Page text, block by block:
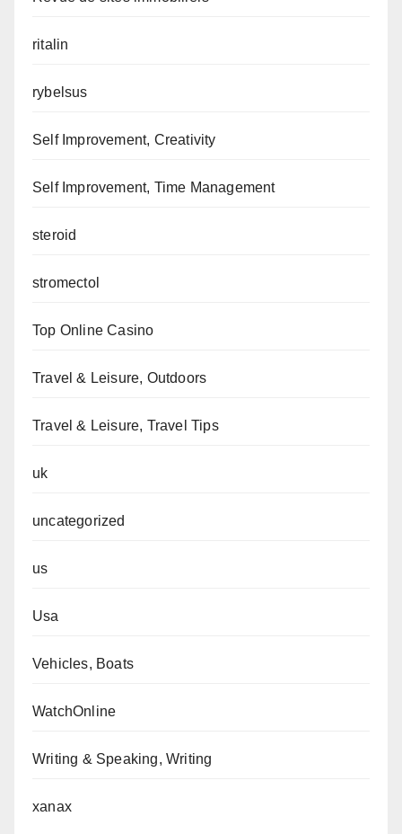
ritalin
rybelsus
Self Improvement, Creativity
Self Improvement, Time Management
steroid
stromectol
Top Online Casino
Travel & Leisure, Outdoors
Travel & Leisure, Travel Tips
uk
uncategorized
us
Usa
Vehicles, Boats
WatchOnline
Writing & Speaking, Writing
xanax